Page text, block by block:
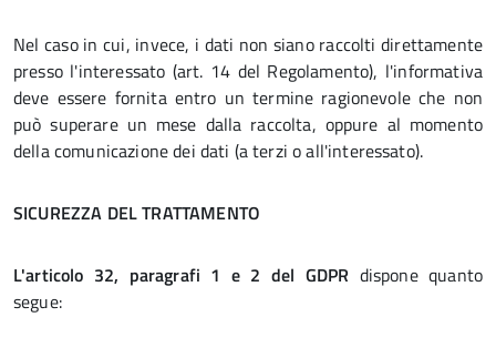
Nel caso in cui, invece, i dati non siano raccolti direttamente
presso l'interessato (art. 14 del Regolamento), l'informativa
deve essere fornita entro un termine ragionevole che non
può superare un mese dalla raccolta, oppure al momento
della comunicazione dei dati (a terzi o all'interessato).
SICUREZZA DEL TRATTAMENTO
L'articolo 32, paragrafi 1 e 2 del GDPR dispone quanto
segue: